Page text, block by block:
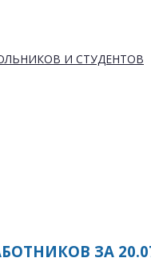
И СТУДЕНТОВ
ЗА